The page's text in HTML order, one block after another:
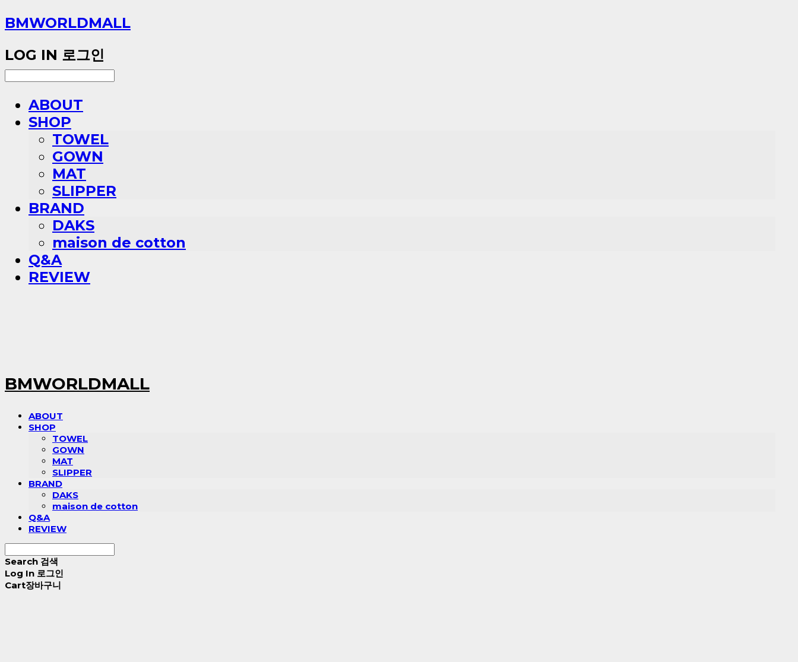
BMWORLDMALL
LOG IN 로그인
ABOUT
SHOP
TOWEL
GOWN
MAT
SLIPPER
BRAND
DAKS
maison de cotton
Q&A
REVIEW
BMWORLDMALL
ABOUT
SHOP
TOWEL
GOWN
MAT
SLIPPER
BRAND
DAKS
maison de cotton
Q&A
REVIEW
Search 검색
Log In 로그인
Cart장바구니